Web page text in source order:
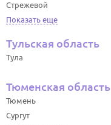
Стрежевой
Показать еще
Тульская область
Тула
Тюменская область
Тюмень
Сургут